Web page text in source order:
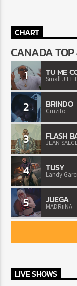
CHART
CANADA
1 TU ME
Small J EL
2 BRINDO
Cruzito
3 FLASH
JEAN
4 TUSY
Landy
5 JUEGA
MADRiiNA
LIVE SHOWS